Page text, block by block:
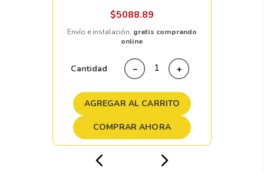
$5088.89
Envío e instalación, gratis comprando
online
Cantidad ＋
－
AGREGAR AL CARRITO
COMPRAR AHORA